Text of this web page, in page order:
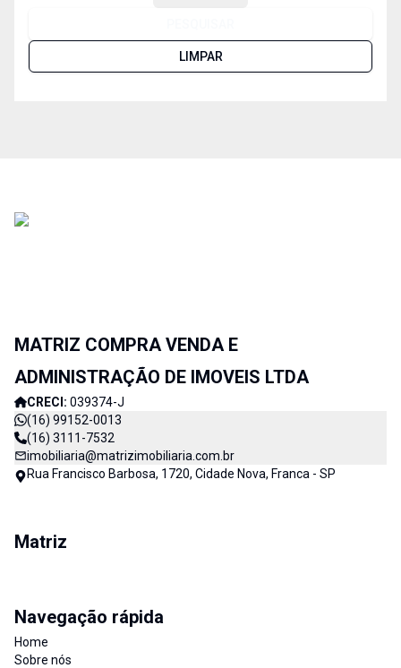
LIMPAR
MATRIZ COMPRA VENDA E
ADMINISTRAÇÃO DE IMOVEIS LTDA
CRECI: 039374-J
(16) 99152-0013
(16) 3111-7532
imobiliaria@matrizimobiliaria.com.br
Rua Francisco Barbosa, 1720, Cidade Nova, Franca - SP
Matriz
Navegação rápida
Home
Sobre nós